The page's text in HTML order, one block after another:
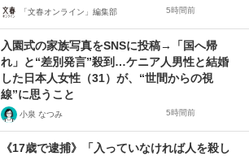
「文春オンライン」編集部 5時間前
入園式の家族写真をSNSに投稿→「国へ帰
れ」と“差別発言”殺到…ケニア人男性と結婚
した日本人女性（31）が、“世間からの視
線”に思うこと
小泉 なつみ 5時間前
《17歳で逮捕》「入っていなければ人を殺し